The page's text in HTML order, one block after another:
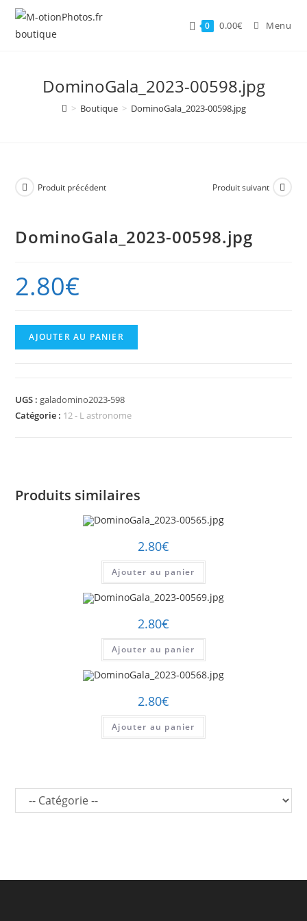
Skip
content
0 0.00€ Menu
DominoGala_2023-00598.jpg
> Boutique > DominoGala_2023-00598.jpg
Produit précédent Produit suivant
DominoGala_2023-00598.jpg
2.80€
quantité
de
AJOUTER AU PANIER
UGS : galadomino2023-598
Catégorie : 12 - L astronome
Produits similaires
2.80€
Ajouter au panier
2.80€
Ajouter au panier
2.80€
Ajouter au panier